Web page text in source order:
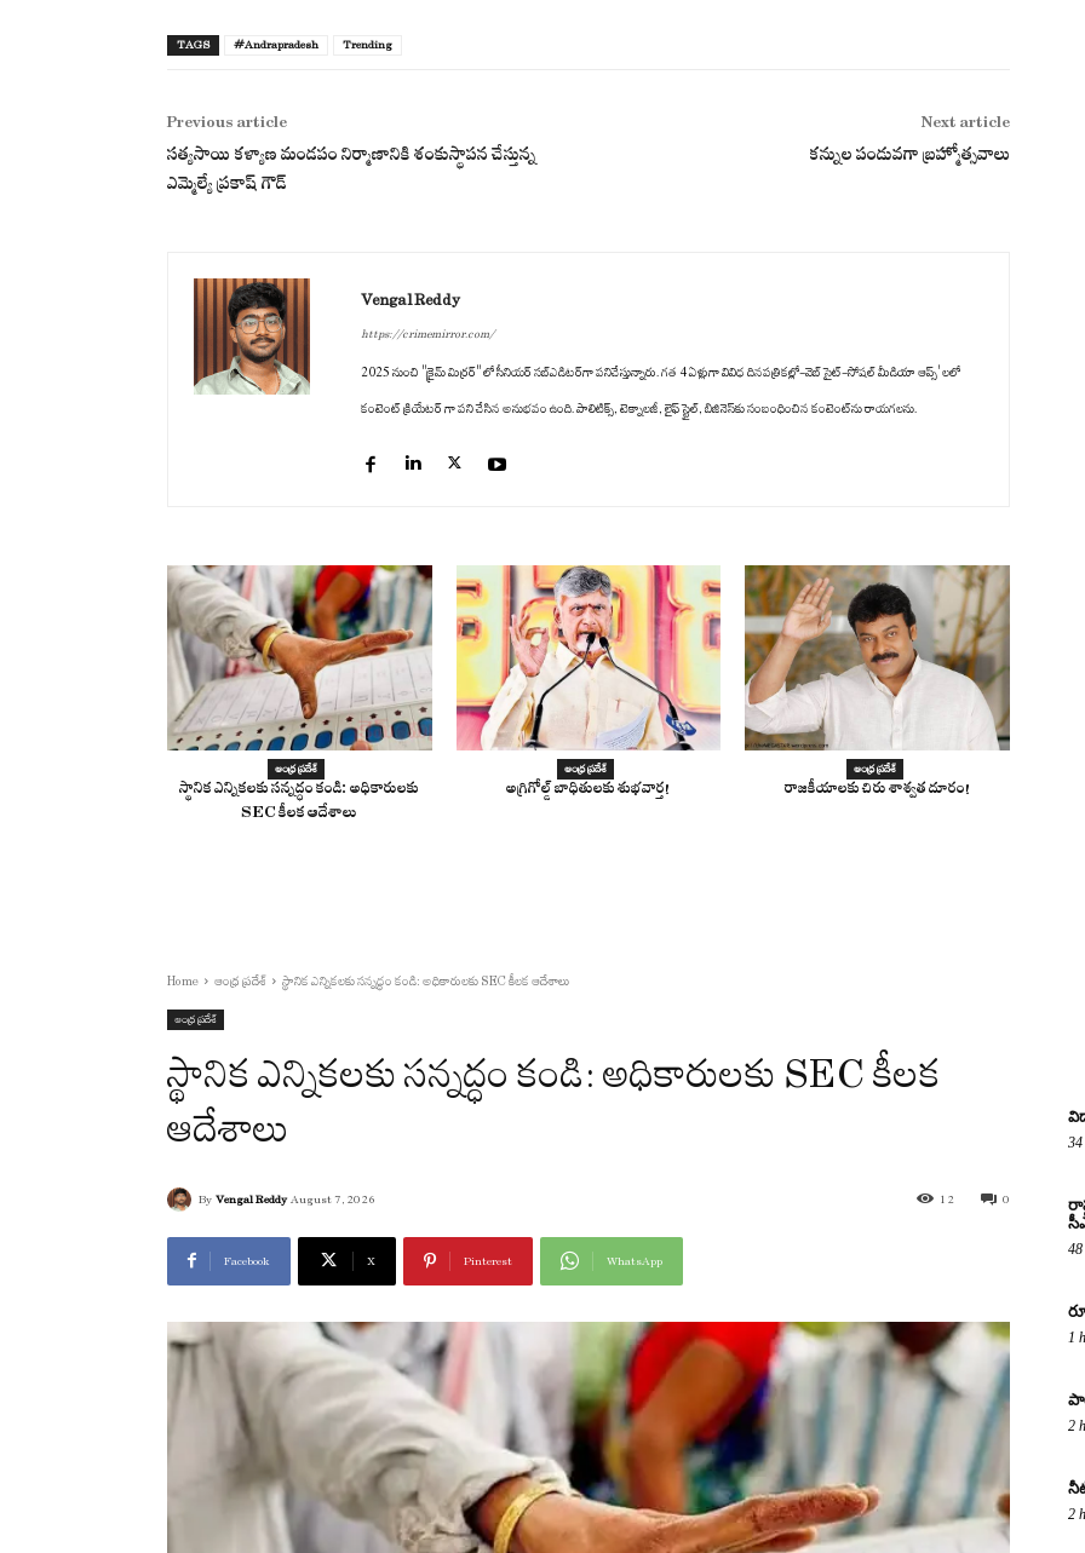
TAGS #Andrapradesh Trending
Previous article
సత్యసాయి కళ్యాణ మండపం నిర్మాణానికి శంకుస్థాపన చేస్తున్న
ఎమ్మెల్యే ప్రకాష్ గౌడ్
Next article
క‌న్నుల పండువ‌గా బ్రహ్మోత్సవాలు
Vengal Reddy
https://crimemirror.com/
2025 నుంచి "క్రైమ్ మిర్రర్" లో సీనియర్ సబ్‌ఎడిటర్‌గా పనిచేస్తున్నారు. గత 4 ఏళ్లుగా వివిధ దినపత్రికల్లో-వెబ్ సైట్-సోషల్ మీడియా ఆప్స్' లలో
కంటెంట్ క్రియేటర్ గా పని చేసిన అనుభవం ఉంది. పాలిటిక్స్‌, టెక్నాలజీ, లైఫ్‌ స్టైల్‌, బిజినెస్‌కు సంబంధించిన కంటెంట్‌ను రాయగలను.
ఆంధ్ర ప్రదేశ్
స్థానిక ఎన్నికలకు సన్నద్ధం కండి: అధికారులకు
SEC కీలక ఆదేశాలు
ఆంధ్ర ప్రదేశ్
అగ్రిగోల్డ్ బాధితులకు శుభవార్త!
ఆంధ్ర ప్రదేశ్
రాజకీయాలకు చిరు శాశ్వత దూరం!